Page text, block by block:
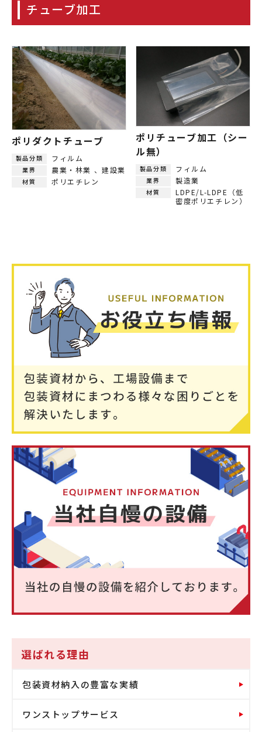
チューブ加工
ポリダクトチューブ
製品分類 フィルム
業界 農業・林業 建設業
材質 ポリエチレン
ポリチューブ加工（シー
ル無）
製品分類 フィルム
業界 製造業
材質
LDPE/L-LDPE（低
密度ポリエチレン）
選ばれる理由
包装資材納入の豊富な実績
ワンストップサービス